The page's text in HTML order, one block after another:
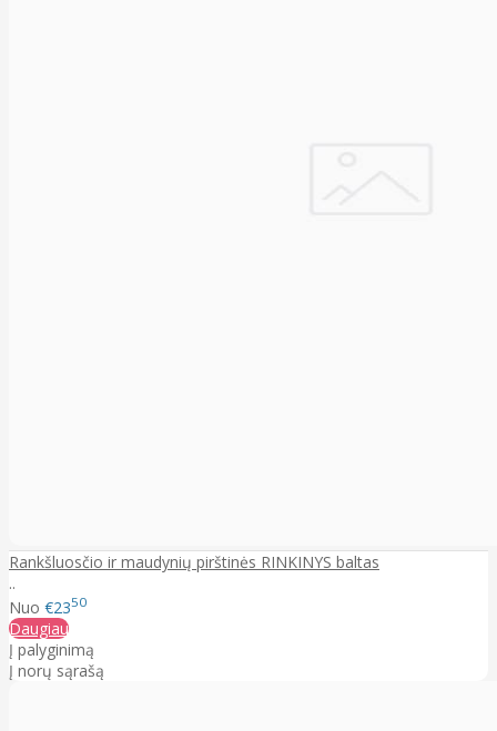
Rankšluosčio ir maudynių pirštinės RINKINYS baltas
..
Nuo €2350
Daugiau
Į palyginimą
Į norų sąrašą